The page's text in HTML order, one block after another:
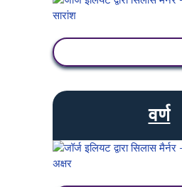
वर्ण